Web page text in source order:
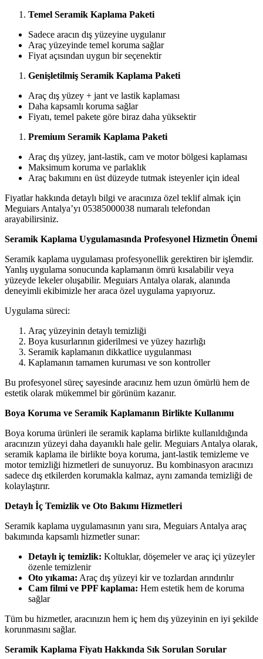
Temel Seramik Kaplama Paketi
Sadece aracın dış yüzeyine uygulanır
Araç yüzeyinde temel koruma sağlar
Fiyat açısından uygun bir seçenektir
Genişletilmiş Seramik Kaplama Paketi
Araç dış yüzey + jant ve lastik kaplaması
Daha kapsamlı koruma sağlar
Fiyatı, temel pakete göre biraz daha yüksektir
Premium Seramik Kaplama Paketi
Araç dış yüzey, jant-lastik, cam ve motor bölgesi kaplaması
Maksimum koruma ve parlaklık
Araç bakımını en üst düzeyde tutmak isteyenler için ideal
Fiyatlar hakkında detaylı bilgi ve aracınıza özel teklif almak için
Meguiars Antalya’yı 05385000038 numaralı telefondan
arayabilirsiniz.
Seramik Kaplama Uygulamasında Profesyonel Hizmetin Önemi
Seramik kaplama uygulaması profesyonellik gerektiren bir işlemdir.
Yanlış uygulama sonucunda kaplamanın ömrü kısalabilir veya
yüzeyde lekeler oluşabilir. Meguiars Antalya olarak, alanında
deneyimli ekibimizle her araca özel uygulama yapıyoruz.
Uygulama süreci:
Araç yüzeyinin detaylı temizliği
Boya kusurlarının giderilmesi ve yüzey hazırlığı
Seramik kaplamanın dikkatlice uygulanması
Kaplamanın tamamen kuruması ve son kontroller
Bu profesyonel süreç sayesinde aracınız hem uzun ömürlü hem de
estetik olarak mükemmel bir görünüm kazanır.
Boya Koruma ve Seramik Kaplamanın Birlikte Kullanımı
Boya koruma ürünleri ile seramik kaplama birlikte kullanıldığında
aracınızın yüzeyi daha dayanıklı hale gelir. Meguiars Antalya olarak,
seramik kaplama ile birlikte boya koruma, jant-lastik temizleme ve
motor temizliği hizmetleri de sunuyoruz. Bu kombinasyon aracınızı
sadece dış etkilerden korumakla kalmaz, aynı zamanda temizliği de
kolaylaştırır.
Detaylı İç Temizlik ve Oto Bakımı Hizmetleri
Seramik kaplama uygulamasının yanı sıra, Meguiars Antalya araç
bakımında kapsamlı hizmetler sunar:
Detaylı iç temizlik: Koltuklar, döşemeler ve araç içi yüzeyler
özenle temizlenir
Oto yıkama: Araç dış yüzeyi kir ve tozlardan arındırılır
Cam filmi ve PPF kaplama: Hem estetik hem de koruma
sağlar
Tüm bu hizmetler, aracınızın hem iç hem dış yüzeyinin en iyi şekilde
korunmasını sağlar.
Seramik Kaplama Fiyatı Hakkında Sık Sorulan Sorular